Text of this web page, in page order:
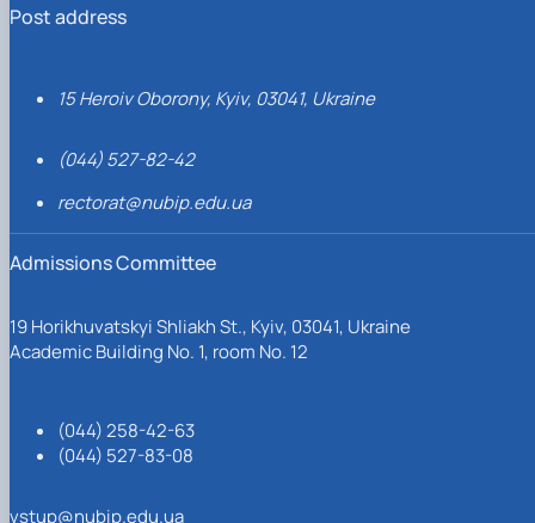
Post address
15 Heroiv Oborony, Kyiv, 03041, Ukraine
(044) 527-82-42
rectorat@nubip.edu.ua
Admissions Committee
19 Horikhuvatskyi Shliakh St., Kyiv, 03041, Ukraine
Academic Building No. 1, room No. 12
(044) 258-42-63
(044) 527-83-08
vstup@nubip.edu.ua